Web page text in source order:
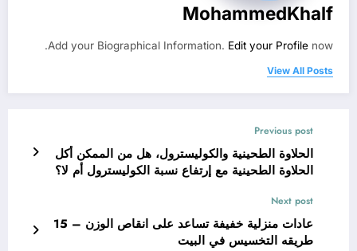
MohammedKhalf
Add your Biographical Information. Edit your Profile now.
View All Posts
Previous post
الحلاوة الطحينية والكوليسترول، هل من الممكن أكل
الحلاوة الطحينية مع إرتفاع نسبة الكوليسترول أم لا؟
Next post
عادات منزلية خفيفة تساعد على انقاص الوزن – 15
طريقه التخسيس في البيت